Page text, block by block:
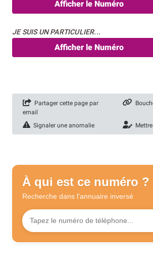
Afficher le Numéro
JE SUIS UN PARTICULIER...
Afficher le Numéro
Partager cette page par
email
Signaler une anomalie
À qui est ce numéro ?
Recherche dans l'annuaire inversé